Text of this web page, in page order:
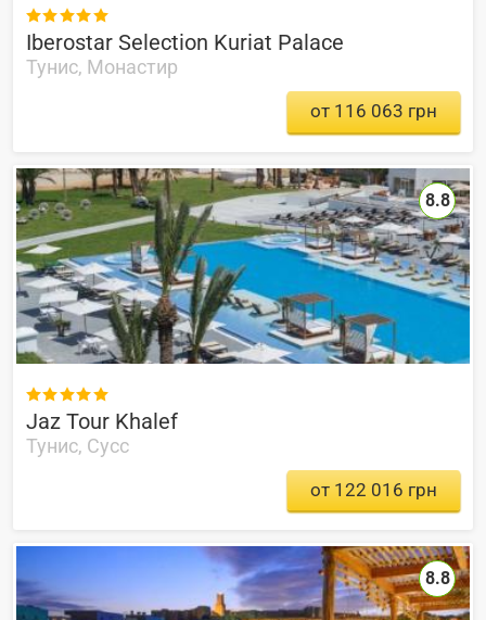

Iberostar Selection Kuriat Palace
Тунис, Монастир
от 116 063 грн

Jaz Tour Khalef
Тунис, Сусс
8.8
от 122 016 грн
8.8